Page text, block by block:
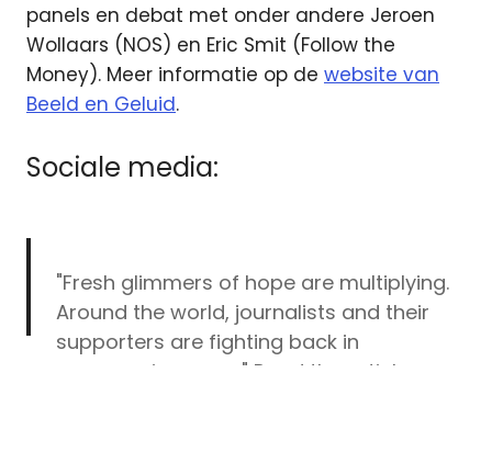
panels en debat met onder andere Jeroen
Wollaars (NOS) en Eric Smit (Follow the
Money). Meer informatie op de website van
Beeld en Geluid.
Sociale media:
"Fresh glimmers of hope are multiplying.
Around the world, journalists and their
supporters are fighting back in
encouraging ways." Read the article